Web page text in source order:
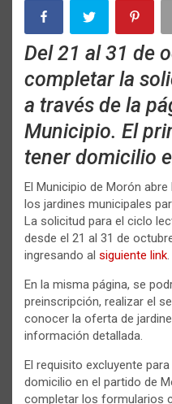
Del 21 al 31 de
completar la
a través de la
Municipio. El
tener domicilio
El Municipio de Morón
los jardines municipales
La solicitud para el ciclo
desde el 21 al 31 de
ingresando al siguiente link.
En la misma página, se
preinscripción, realizar el
conocer la oferta de
información detallada.
El requisito excluyente
domicilio en el partido de
completar los formularios